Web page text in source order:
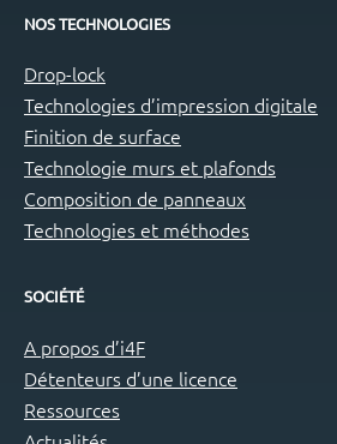
NOS TECHNOLOGIES
Drop-lock
Technologies d’impression digitale
Finition de surface
Technologie murs et plafonds
Composition de panneaux
Technologies et méthodes
SOCIÉTÉ
A propos d’i4F
Détenteurs d’une licence
Ressources